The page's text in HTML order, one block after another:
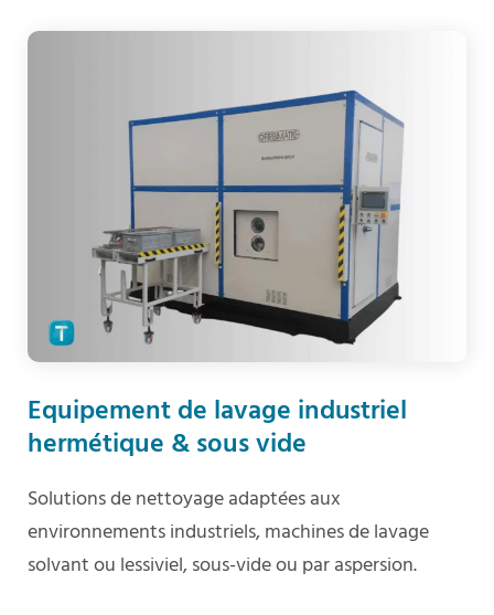
Equipement de lavage industriel
hermétique & sous vide
Solutions de nettoyage adaptées aux
environnements industriels, machines de lavage
solvant ou lessiviel, sous-vide ou par aspersion.